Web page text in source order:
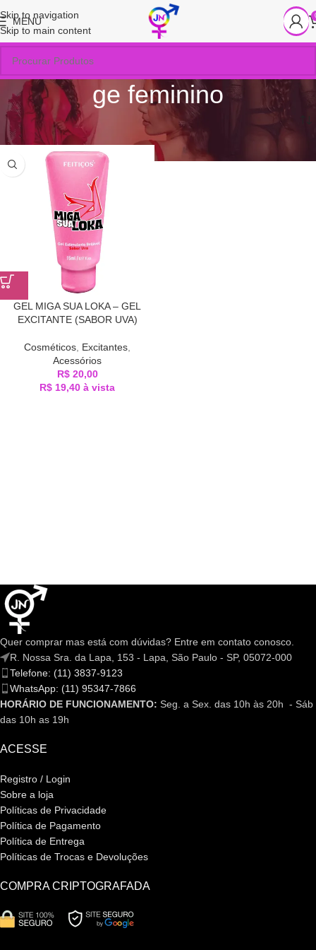
Skip to navigation
Skip to main content
MENU
ge feminino
Início Produtos marcados com a tag “ge feminino”
GEL MIGA SUA LOKA – GEL
EXCITANTE (SABOR UVA)
Cosméticos Excitantes
Acessórios
R$20,00
R$ 19,40 à vista
Quer comprar mas está com dúvidas? Entre em contato conosco.
R. Nossa Sra. da Lapa, 153 - Lapa, São Paulo - SP, 05072-000
Telefone: (11) 3837-9123
WhatsApp: (11) 95347-7866
HORÁRIO DE FUNCIONAMENTO: Seg. a Sex. das 10h às 20h - Sáb
das 10h as 19h
ACESSE
Registro / Login
Sobre a loja
Políticas de Privacidade
Política de Pagamento
Política de Entrega
Políticas de Trocas e Devoluções
COMPRA CRIPTOGRAFADA